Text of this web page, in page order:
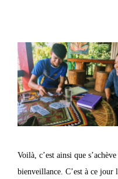
Voilà, c’est ainsi que
bienveillance. C’est à ce jour